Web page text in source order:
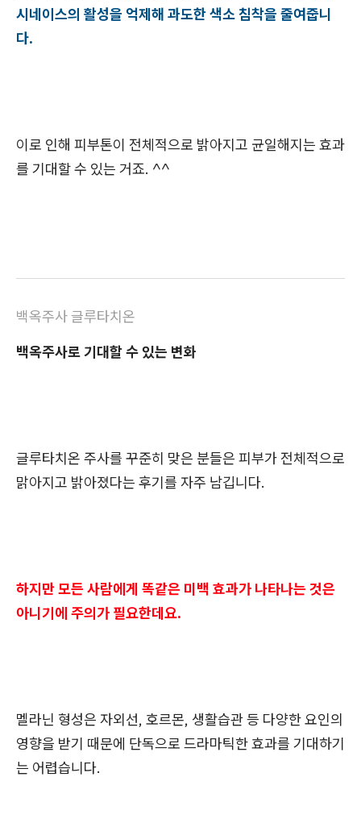
시네이스의 활성을 억제해 과도한 색소 침착을 줄여줍니
다.
이로 인해 피부톤이 전체적으로 밝아지고 균일해지는 효과
를 기대할 수 있는 거죠. ^^
백옥주사 글루타치온
백옥주사로 기대할 수 있는 변화
글루타치온 주사를 꾸준히 맞은 분들은 피부가 전체적으로
맑아지고 밝아졌다는 후기를 자주 남깁니다.
하지만 모든 사람에게 똑같은 미백 효과가 나타나는 것은
아니기에 주의가 필요한데요.
멜라닌 형성은 자외선, 호르몬, 생활습관 등 다양한 요인의
영향을 받기 때문에 단독으로 드라마틱한 효과를 기대하기
는 어렵습니다.